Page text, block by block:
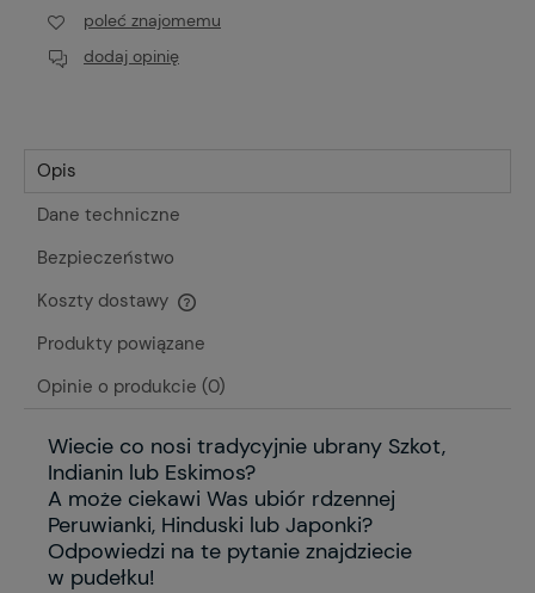
poleć znajomemu
dodaj opinię
Opis
Dane techniczne
Bezpieczeństwo
Koszty dostawy
Cena nie zawiera ewentualnych kosztów płatności
Produkty powiązane
Opinie o produkcie (0)
Wiecie co nosi tradycyjnie ubrany Szkot,
Indianin lub Eskimos?
A może ciekawi Was ubiór rdzennej
Peruwianki, Hinduski lub Japonki?
Odpowiedzi na te pytanie znajdziecie
w pudełku!